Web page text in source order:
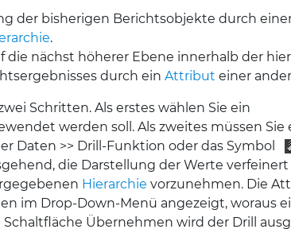
der bisherigen Berichtsobjekte durch
.
die nächst höherer Ebene innerhalb der
durch einAttribut einer
Schritten. Als erstes wählen Sie ein
werden soll. Als zweites müssen Sie
Daten >> Drill-Funktion oder das Symbol
die Darstellung der Werte
Hierarchie vorzunehmen. Die
im Drop-Down-Menü angezeigt, woraus
Übernehmen wird der Drill